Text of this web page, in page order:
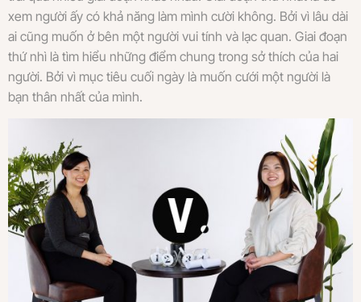
xem người ấy có khả năng làm mình cười không. Bởi vì lâu dài
ai cũng muốn ở bên một người vui tính và lạc quan. Giai đoạn
thứ nhì là tìm hiểu những điểm chung trong sở thích của hai
người. Bởi vì mục tiêu cuối ngày là muốn cưới một người là
bạn thân nhất của mình.